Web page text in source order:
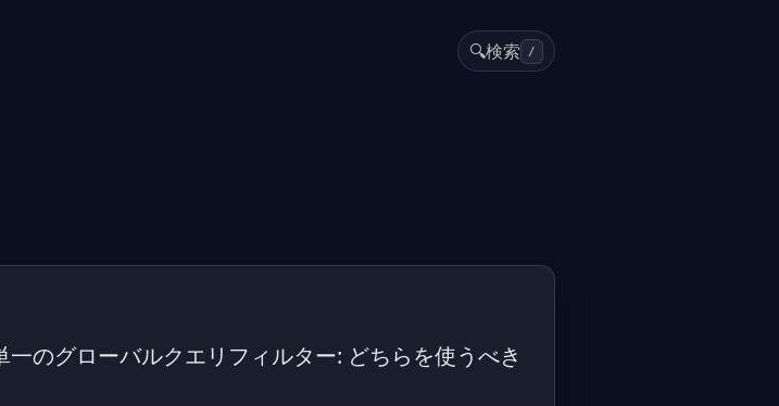
🔍検索 /
のグローバルクエリフィルター: どちらを使うべき